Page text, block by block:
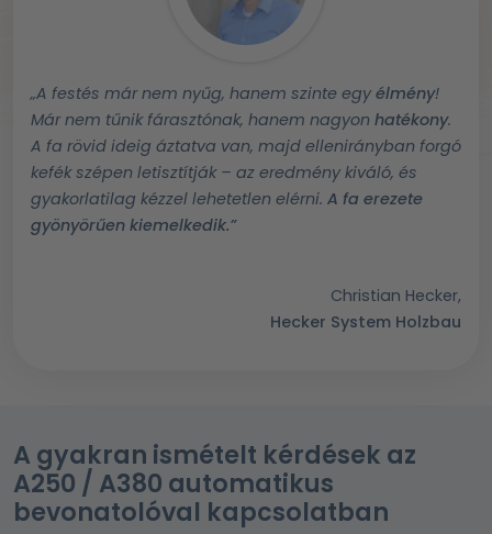
„A festés már nem nyűg, hanem szinte egy élmény!
Már nem tűnik fárasztónak, hanem nagyon hatékony.
A fa rövid ideig áztatva van, majd ellenirányban forgó
kefék szépen letisztítják – az eredmény kiváló, és
gyakorlatilag kézzel lehetetlen elérni. A fa erezete
gyönyörűen kiemelkedik.”
Christian Hecker,
Hecker System Holzbau
A gyakran ismételt kérdések az
A250 / A380 automatikus
bevonatolóval kapcsolatban